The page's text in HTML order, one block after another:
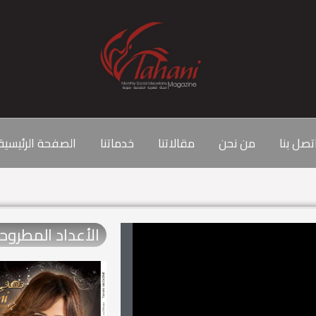
الصفحة خدماتنا مقالاتنا من نحن بنا
الأعداد المطروحة​